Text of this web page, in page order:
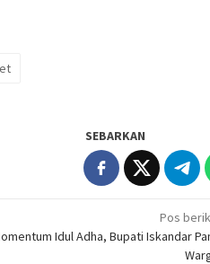
SEBARKAN
Pos
Idul Adha, Bupati Iskandar